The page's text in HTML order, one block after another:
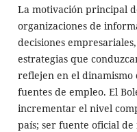
La motivación principal
organizaciones de
decisiones
estrategias que
reflejen en el dinamismo
fuentes de empleo. El
incrementar el nivel
país; ser fuente oficial